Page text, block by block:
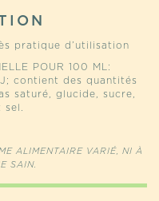
pratique d’utilisation
POUR 100 ML:
contient des quantités
saturé, glucide, sucre,
ALIMENTAIRE VARIÉ, NI À
SAIN.